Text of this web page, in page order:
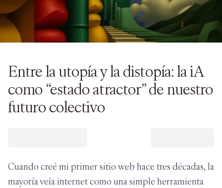
Entre la utopía y la distopía: la iA
como “estado atractor” de nuestro
futuro colectivo
Cuando creé mi primer sitio web hace tres décadas, la
mayoría veía internet como una simple herramienta